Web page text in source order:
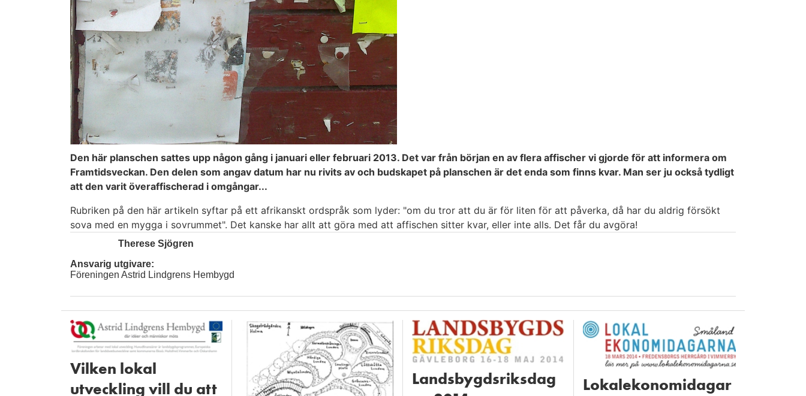
Den här planschen sattes upp någon gång i januari eller februari 2013. Det var från början en av flera affischer vi gjorde för att informera om
Framtidsveckan. Den delen som angav datum har nu rivits av och budskapet på planschen är det enda som finns kvar. Man ser ju också tydligt
att den varit överaffischerad i omgångar...
Rubriken på den här artikeln syftar på ett afrikanskt ordspråk som lyder: "om du tror att du är för liten för att påverka, då har du aldrig försökt
sova med en mygga i sovrummet". Det kanske har allt att göra med att affischen sitter kvar, eller inte alls. Det får du avgöra!
Therese Sjögren
Ansvarig utgivare:
Föreningen Astrid Lindgrens Hembygd
Vilken lokal
utveckling vill du att
Landsbygdsriksdag
Lokalekonomidagar